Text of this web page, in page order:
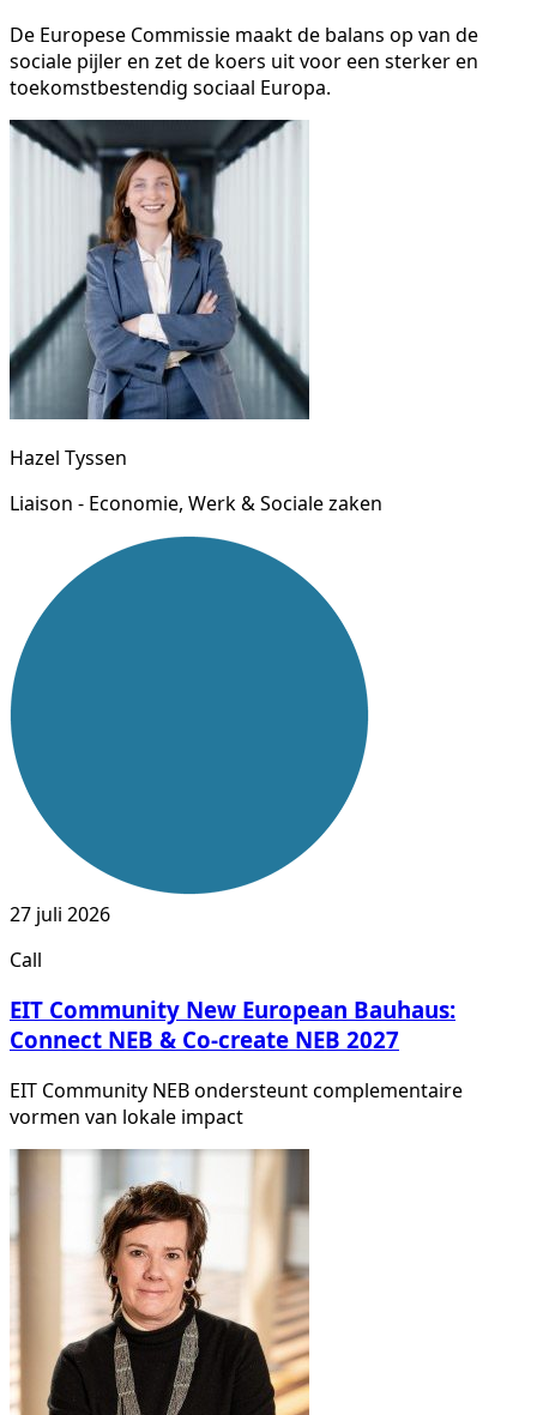
De Europese Commissie maakt de balans op van de
sociale pijler en zet de koers uit voor een sterker en
toekomstbestendig sociaal Europa.
Hazel Tyssen
Liaison - Economie, Werk & Sociale zaken
27 juli 2026
Call
EIT Community New European Bauhaus:
Connect NEB & Co-create NEB 2027
EIT Community NEB ondersteunt complementaire
vormen van lokale impact